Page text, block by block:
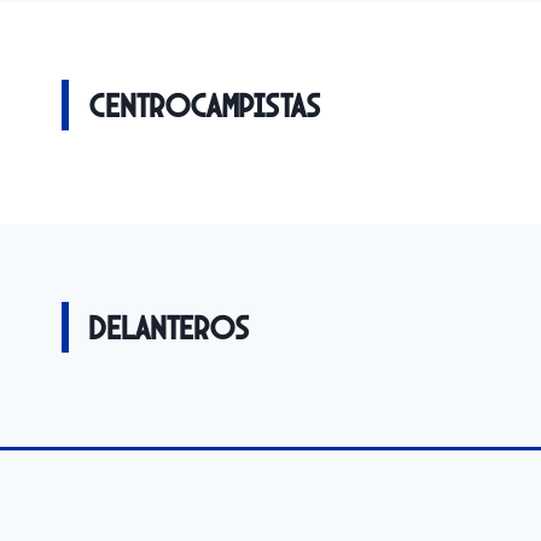
Centrocampistas
Delanteros